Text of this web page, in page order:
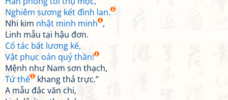
Nghiêm sương kết đình lan.
Nhi kim nhật minh minh ,
Linh mẫu tại hậu đơn.
Cố tác bất lương kế,
Vật phục oán quỷ thần!
Mệnh như Nam sơn thạch,
Tứ thể
khang thả trực.”
A mẫu đắc văn chi,